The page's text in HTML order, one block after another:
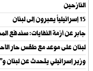
النازحين
15 إسرائيلياً يعبرون إلى لبنان
جابر عن أزمة النفايات: سندفع
لبنان على موعد مع طقس حار
وزير إسرائيلي يتحدث عن لبنان